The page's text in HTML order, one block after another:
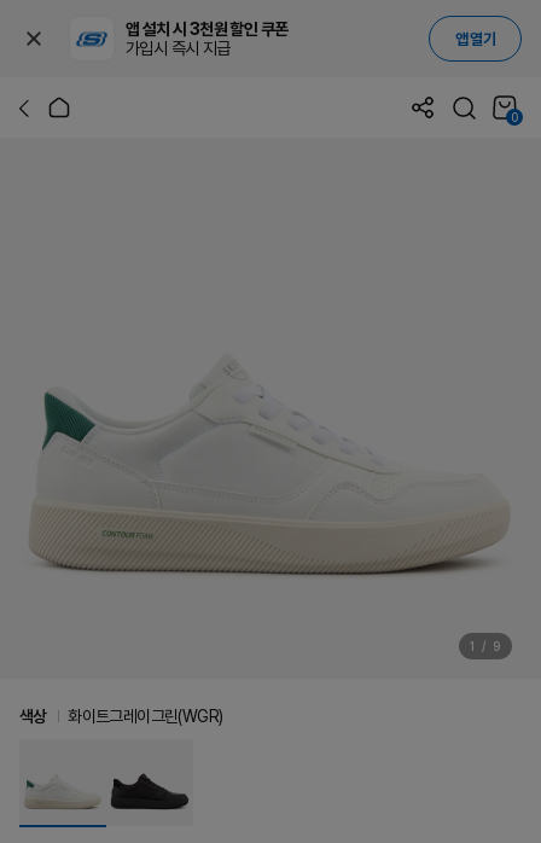
앱 설치 시 3천원 할인 쿠폰
가입시 즉시 지급
앱 열기
0
1 / 9
색상 화이트그레이그린(WGR)